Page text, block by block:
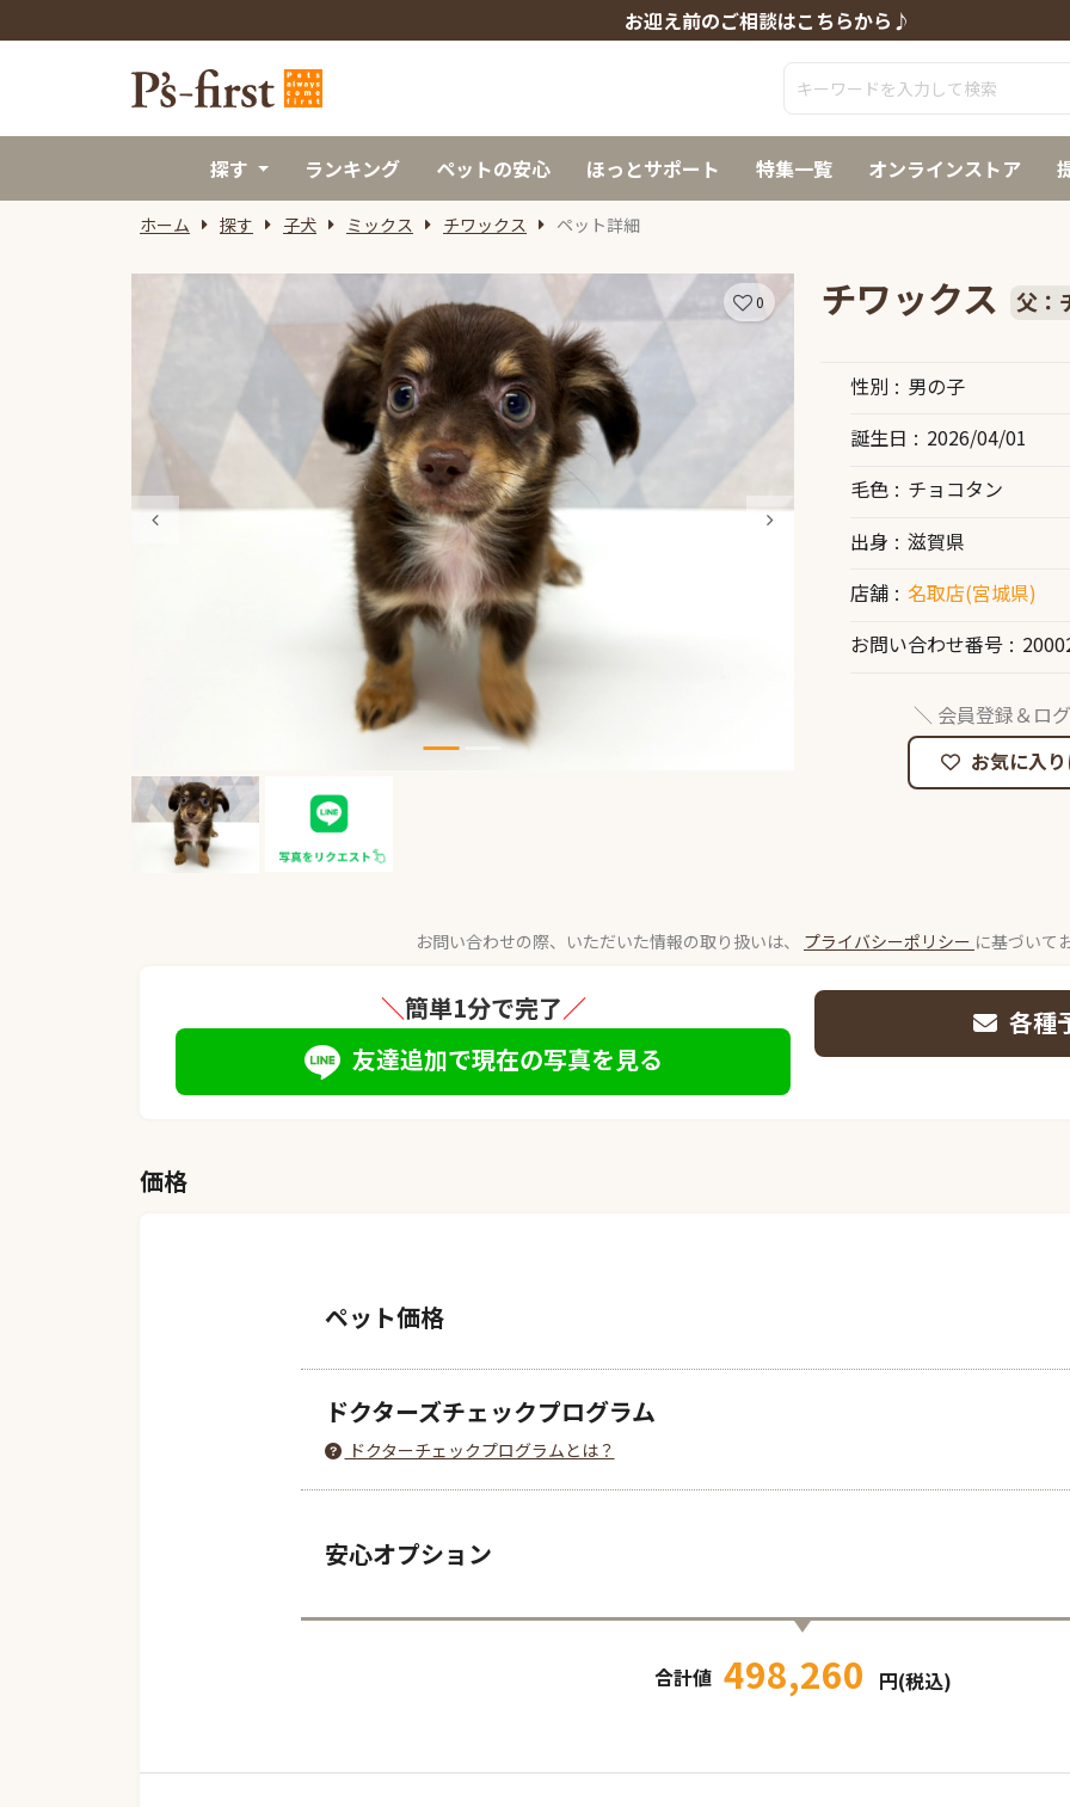
お迎え前のご相談はこちらから♪
探す ランキング ペットの安心 ほっとサポート 特集一覧 オンラインストア
ホーム 探す 子犬 ミックス チワックス ペット詳細
0 チワックス 父：
性別
男の子
誕生日
2026/04/01
毛色
チョコタン
出身
滋賀県
店舗
名取店(宮城県)
お問い合わせ番号
＼ 会員登録＆ロ
お気に入
お問い合わせの際、いただいた情報の取り扱いは、 プライバシーポリシー に基づいて
＼簡単1分で完了／
友達追加で現在の写真を見る
各種
価格
ペット価格
ドクターズチェックプログラム
ドクターチェックプログラムとは？
安心オプション
合計値 498,260 円(税込)